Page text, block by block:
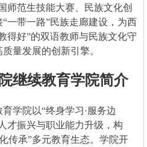
师范生技能大赛、民族文化创
一带一路”民族走廊建设，为西
得好”的双语教师与民族文化守
量发展的创新引擎。
继续教育学院简介
学院以“终身学习·服务边
才振兴与职业能力升级，构
传承”多元教育生态。学院开